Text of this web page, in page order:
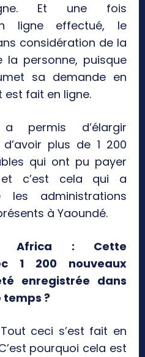
Et une fois
ligne effectué, le
considération de la
la personne, puisque
sa demande en
fait en ligne.
permis d’élargir
plus de 1 200
qui ont pu payer
c’est cela qui a
les administrations
à Yaoundé.
Africa : Cette
1 200 nouveaux
enregistrée dans
?
Tout ceci s’est fait en
pourquoi cela est